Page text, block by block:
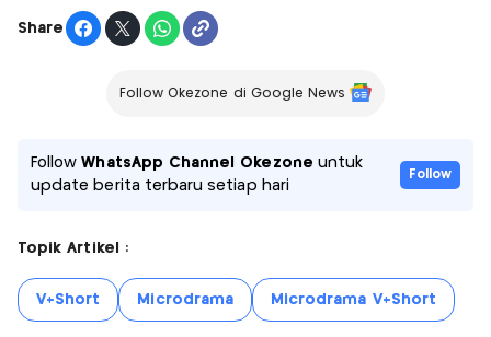
Share
Follow Okezone di Google News
FollowWhatsApp Channel Okezone untuk
update berita terbaru setiap hari
Follow
Topik Artikel :
V+Short Microdrama Microdrama V+Short